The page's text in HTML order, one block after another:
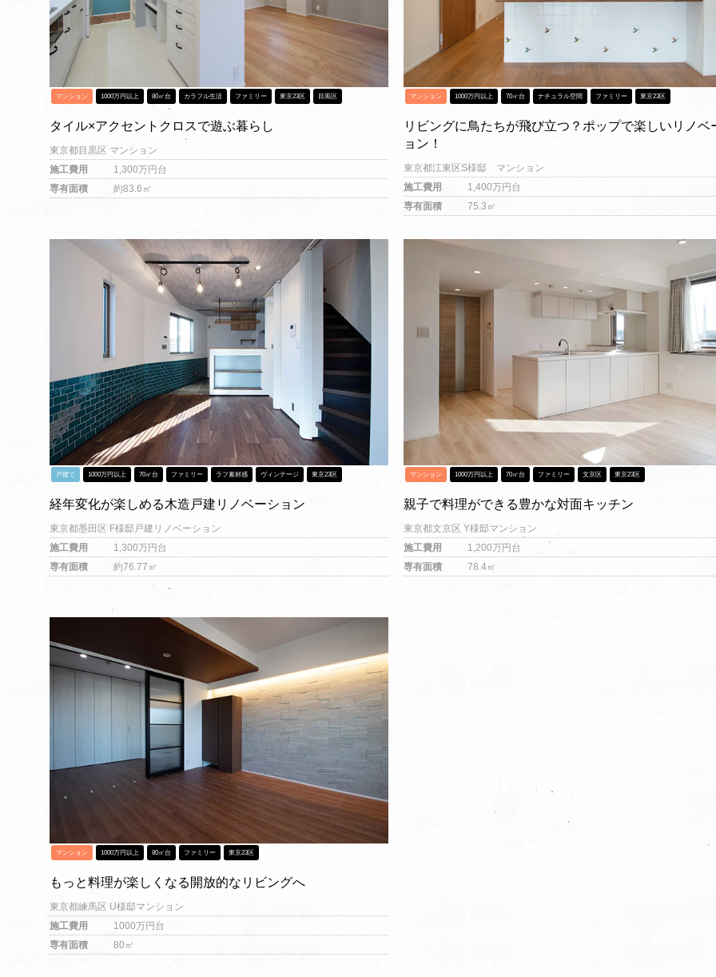
マンション 1000万円以上 80㎡台 カラフル生活 ファミリー 東京23区 目黒区
タイル×アクセントクロスで遊ぶ暮らし
東京都目黒区 マンション
施工費用
1,300万円台
専有面積
約83.6㎡
マンション 1000万円以上 70㎡台 ナチュラル空間 ファミリー 東京23区
リビングに鳥たちが飛び立つ？ポップで楽しいリノベ
ョン！
東京都江東区S様邸 マンション
施工費用
1,400万円台
専有面積
75.3㎡
戸建て 1000万円以上 70㎡台 ファミリー ラフ素材感 ヴィンテージ 東京23区
経年変化が楽しめる木造戸建リノベーション
東京都墨田区 F様邸戸建リノベーション
施工費用
1,300万円台
専有面積
約76.77㎡
マンション 1000万円以上 70㎡台 ファミリー 文京区 東京23区
親子で料理ができる豊かな対面キッチン
東京都文京区 Y様邸マンション
施工費用
1,200万円台
専有面積
78.4㎡
マンション 1000万円以上 80㎡台 ファミリー 東京23区
もっと料理が楽しくなる開放的なリビングへ
東京都練馬区​ U様邸マンション
施工費用
1000万円台
専有面積
80㎡